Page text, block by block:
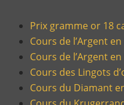
Prix gramme or 18
Cours de l’Argent
Cours de l’Argent
Cours des Lingots
Cours du Diamant